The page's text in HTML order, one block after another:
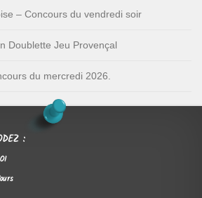
– Concours du vendredi soir
Doublette Jeu Provençal
du mercredi 2026.
: